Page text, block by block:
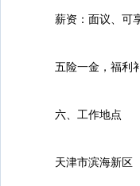
薪资：面议、可
五险一金，福利补
六、工作地点
天津市滨海新区